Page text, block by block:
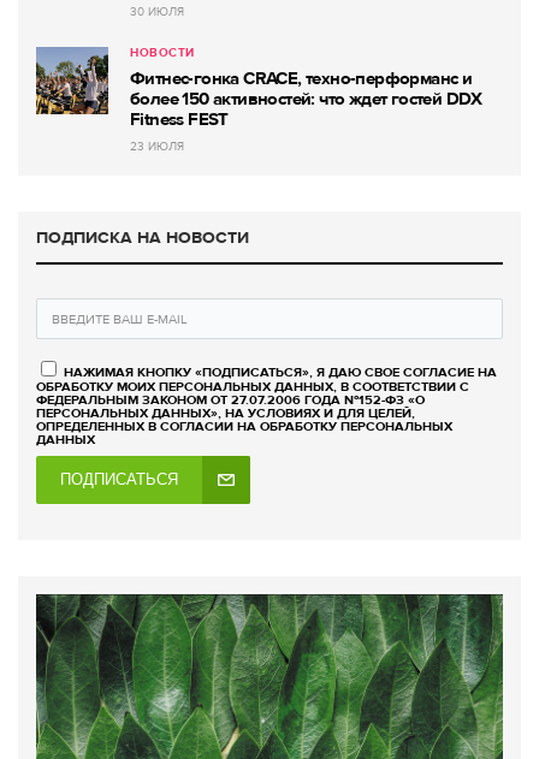
30 ИЮЛЯ
НОВОСТИ
Фитнес-гонка CRACE, техно-перформанс и
более 150 активностей: что ждет гостей DDX
Fitness FEST
23 ИЮЛЯ
ПОДПИСКА НА НОВОСТИ
НАЖИМАЯ КНОПКУ «ПОДПИСАТЬСЯ», Я ДАЮ СВОЕ СОГЛАСИЕ НА
ОБРАБОТКУ МОИХ ПЕРСОНАЛЬНЫХ ДАННЫХ, В СООТВЕТСТВИИ С
ФЕДЕРАЛЬНЫМ ЗАКОНОМ ОТ 27.07.2006 ГОДА №152-ФЗ «О
ПЕРСОНАЛЬНЫХ ДАННЫХ», НА УСЛОВИЯХ И ДЛЯ ЦЕЛЕЙ,
ОПРЕДЕЛЕННЫХ В СОГЛАСИИ НА ОБРАБОТКУ ПЕРСОНАЛЬНЫХ
ДАННЫХ
ПОДПИСАТЬСЯ